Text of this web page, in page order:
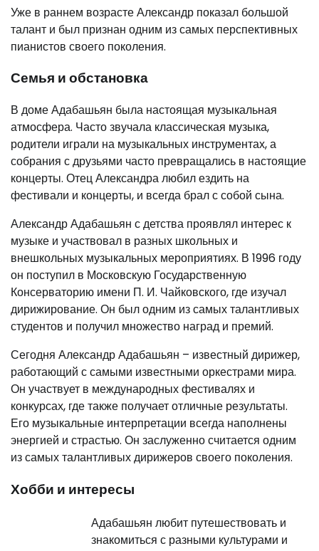
Уже в раннем возрасте Александр показал большой
талант и был признан одним из самых перспективных
пианистов своего поколения.
Семья и обстановка
В доме Адабашьян была настоящая музыкальная
атмосфера. Часто звучала классическая музыка,
родители играли на музыкальных инструментах, а
собрания с друзьями часто превращались в настоящие
концерты. Отец Александра любил ездить на
фестивали и концерты, и всегда брал с собой сына.
Александр Адабашьян с детства проявлял интерес к
музыке и участвовал в разных школьных и
внешкольных музыкальных мероприятиях. В 1996 году
он поступил в Московскую Государственную
Консерваторию имени П. И. Чайковского, где изучал
дирижирование. Он был одним из самых талантливых
студентов и получил множество наград и премий.
Сегодня Александр Адабашьян – известный дирижер,
работающий с самыми известными оркестрами мира.
Он участвует в международных фестивалях и
конкурсах, где также получает отличные результаты.
Его музыкальные интерпретации всегда наполнены
энергией и страстью. Он заслуженно считается одним
из самых талантливых дирижеров своего поколения.
Хобби и интересы
Адабашьян любит путешествовать и
знакомиться с разными культурами и